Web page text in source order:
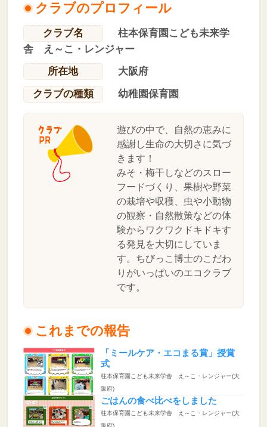
クラブのプロフィール
クラブ名
柱本保育園こども未来学
舎 え～こ・レンジャー
所在地
大阪府
クラブの種類
幼稚園保育園
遊びの中で、自然の恵みに
感謝し生命の大切さに気づ
きます！
みそ・梅干しなどのスロー
フードづくり、果樹や野菜
の栽培や収穫、虫や小動物
の観察・自然散策などの体
験からワクワクドキドキす
る発見を大切にしていま
す。ちびっこ博士のこだわ
りがいっぱいのエコクラブ
です。
これまでの報告
「ミールケア・エコまる賞」授賞
式
柱本保育園こども未来学舎 え～こ・レンジャー(大
阪府)
ごはんの食べ比べをしました
柱本保育園こども未来学舎 え～こ・レンジャー(大
阪府)